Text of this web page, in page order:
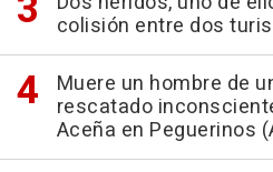
colisión entre dos
Muere un hombre de
rescatado
Aceña en Peguerinos